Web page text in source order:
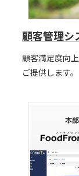
顧客管理シ
顧客満足度向
ご提供します。